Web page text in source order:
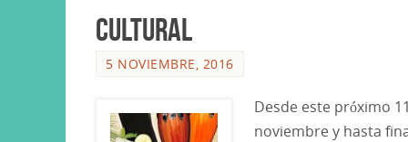
cultural
5 NOVIEMBRE, 2016
Desde este próximo
noviembre y hasta